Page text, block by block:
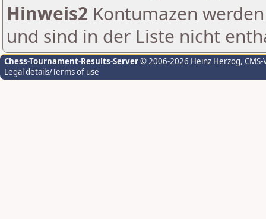
Hinweis2 Kontumazen
und sind in der Liste nicht
Chess-Tournament-Results-Server© 2006-2026 Heinz Herzog,
Legal details/Terms of use